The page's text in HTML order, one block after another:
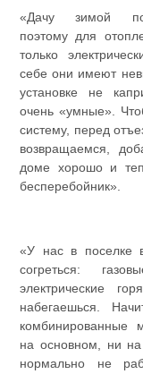
«Дачу зимой
поэтому для
только
себе они имеют
установке не
очень «умные».
систему, перед
возвращаемся,
доме хорошо и
бесперебойник».
«У нас в поселке
согреться:
электрические
набегаешься.
комбинированные
на основном, ни
нормально не